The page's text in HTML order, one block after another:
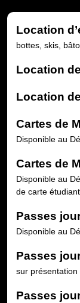
Location
bottes, skis,
Location
Location
Cartes de
Disponible au
Cartes de
Disponible au
de carte
Passes
Disponible au
Passes
sur
Passes